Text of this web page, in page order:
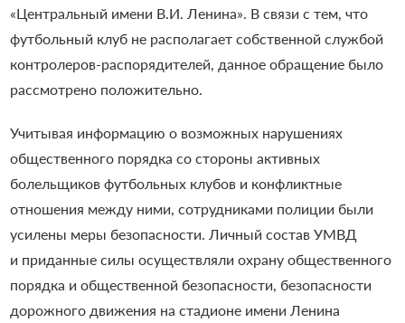
«Центральный имени В.И. Ленина». В связи с тем, что
футбольный клуб не располагает собственной службой
контролеров-распорядителей, данное обращение было
рассмотрено положительно.
Учитывая информацию о возможных нарушениях
общественного порядка со стороны активных
болельщиков футбольных клубов и конфликтные
отношения между ними, сотрудниками полиции были
усилены меры безопасности. Личный состав УМВД
и приданные силы осуществляли охрану общественного
порядка и общественной безопасности, безопасности
дорожного движения на стадионе имени Ленина